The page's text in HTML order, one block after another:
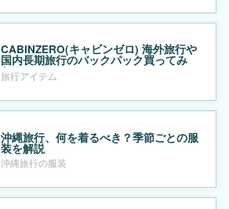
CABINZERO(キャビンゼロ) 海外旅行や
国内長期旅行のバックパック買ってみ
た！
旅行アイテム
沖縄旅行、何を着るべき？季節ごとの服
装を解説
沖縄旅行の服装